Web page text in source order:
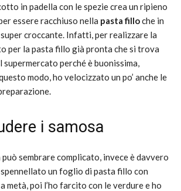
in padella con le spezie crea un ripieno
essere racchiuso nella pasta filloche in
croccante. Infatti, per realizzare la
per la pasta fillo già pronta che si trova
perché è buonissima,
modo, ho velocizzato un po’ anche le
i samosa
può sembrare complicato, invece è davvero
un foglio di pasta fillo con
metà, poi l’ho farcito con le verdure e ho